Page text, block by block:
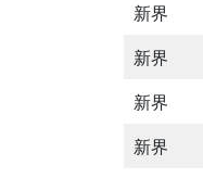
新界
新界
新界
新界